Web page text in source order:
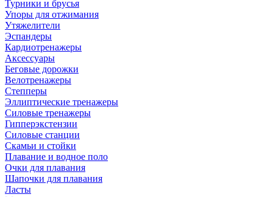
Турники и брусья
Упоры для отжимания
Утяжелители
Эспандеры
Кардиотренажеры
Аксессуары
Беговые дорожки
Велотренажеры
Степперы
Эллиптические тренажеры
Силовые тренажеры
Гипперэкстензии
Силовые станции
Скамьи и стойки
Плавание и водное поло
Очки для плавания
Шапочки для плавания
Ласты